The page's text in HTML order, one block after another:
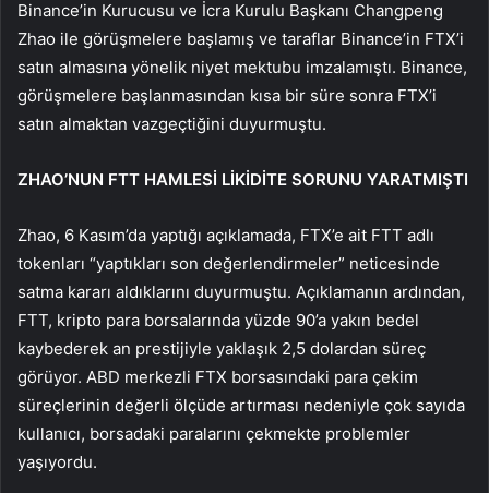
Binance’in Kurucusu ve İcra Kurulu Başkanı Changpeng
Zhao ile görüşmelere başlamış ve taraflar Binance’in FTX’i
satın almasına yönelik niyet mektubu imzalamıştı. Binance,
görüşmelere başlanmasından kısa bir süre sonra FTX’i
satın almaktan vazgeçtiğini duyurmuştu.
ZHAO’NUN FTT HAMLESİ LİKİDİTE SORUNU YARATMIŞTI
Zhao, 6 Kasım’da yaptığı açıklamada, FTX’e ait FTT adlı
tokenları “yaptıkları son değerlendirmeler” neticesinde
satma kararı aldıklarını duyurmuştu. Açıklamanın ardından,
FTT, kripto para borsalarında yüzde 90’a yakın bedel
kaybederek an prestijiyle yaklaşık 2,5 dolardan süreç
görüyor. ABD merkezli FTX borsasındaki para çekim
süreçlerinin değerli ölçüde artırması nedeniyle çok sayıda
kullanıcı, borsadaki paralarını çekmekte problemler
yaşıyordu.